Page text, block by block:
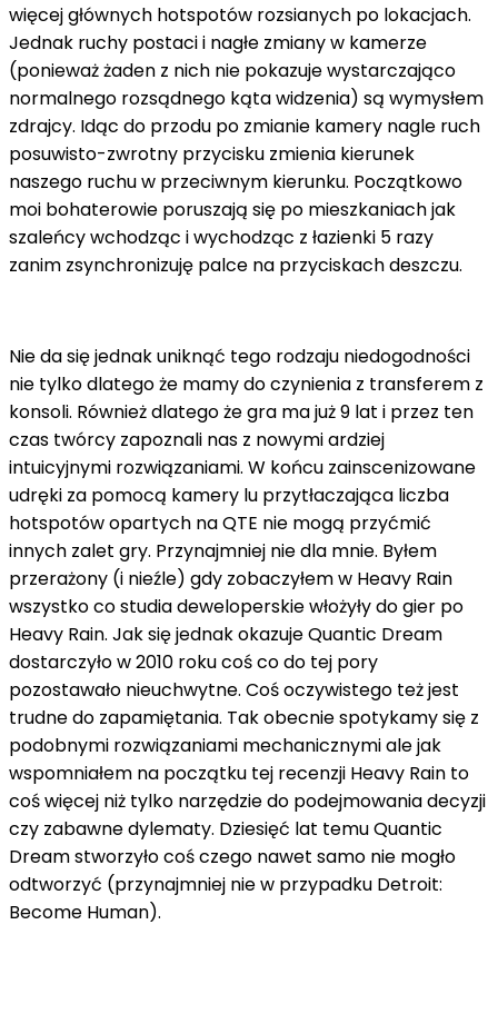
więcej głównych hotspotów rozsianych po lokacjach.
Jednak ruchy postaci i nagłe zmiany w kamerze
(ponieważ żaden z nich nie pokazuje wystarczająco
normalnego rozsądnego kąta widzenia) są wymysłem
zdrajcy. Idąc do przodu po zmianie kamery nagle ruch
posuwisto-zwrotny przycisku zmienia kierunek
naszego ruchu w przeciwnym kierunku. Początkowo
moi bohaterowie poruszają się po mieszkaniach jak
szaleńcy wchodząc i wychodząc z łazienki 5 razy
zanim zsynchronizuję palce na przyciskach deszczu.
Nie da się jednak uniknąć tego rodzaju niedogodności
nie tylko dlatego że mamy do czynienia z transferem z
konsoli. Również dlatego że gra ma już 9 lat i przez ten
czas twórcy zapoznali nas z nowymi ardziej
intuicyjnymi rozwiązaniami. W końcu zainscenizowane
udręki za pomocą kamery lu przytłaczająca liczba
hotspotów opartych na QTE nie mogą przyćmić
innych zalet gry. Przynajmniej nie dla mnie. Byłem
przerażony (i nieźle) gdy zobaczyłem w Heavy Rain
wszystko co studia deweloperskie włożyły do ​​gier po
Heavy Rain. Jak się jednak okazuje Quantic Dream
dostarczyło w 2010 roku coś co do tej pory
pozostawało nieuchwytne. Coś oczywistego też jest
trudne do zapamiętania. Tak obecnie spotykamy się z
podobnymi rozwiązaniami mechanicznymi ale jak
wspomniałem na początku tej recenzji Heavy Rain to
coś więcej niż tylko narzędzie do podejmowania decyzji
czy zabawne dylematy. Dziesięć lat temu Quantic
Dream stworzyło coś czego nawet samo nie mogło
odtworzyć (przynajmniej nie w przypadku Detroit:
Become Human).